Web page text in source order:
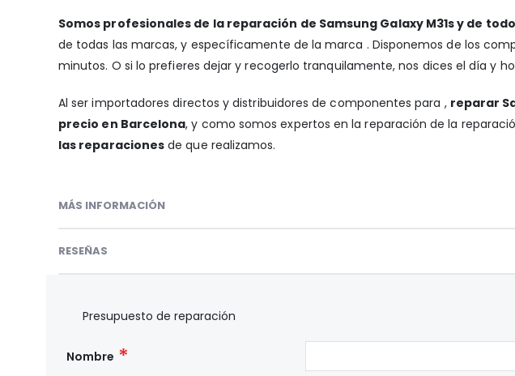
Somos profesionales de la reparación de Samsung Galaxy M31s y de
de todas las marcas, y específicamente de la marca . Disponemos de los
minutos. O si lo prefieres dejar y recogerlo tranquilamente, nos dices el día y
Al ser importadores directos y distribuidores de componentes para , reparar
precio en Barcelona, y como somos expertos en la reparación de la
las reparaciones de que realizamos.
MÁS INFORMACIÓN
RESEÑAS
Presupuesto de reparación
Nombre